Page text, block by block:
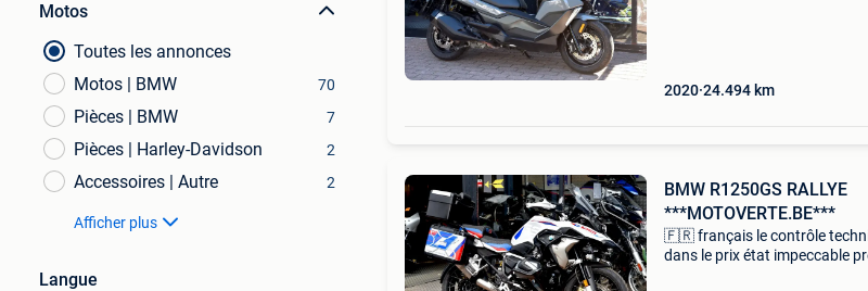
Motos
Toutes les annonces
Motos | BMW
70
Pièces | BMW 7
Pièces | Harley-Davidson 2
Accessoires | Autre 2
Afficher plus
Langue
2020 24.494 km
BMW R1250GS RALLYE
***MOTOVERTE.BE***
🇫🇷 français le contrôle
dans le prix état impeccable